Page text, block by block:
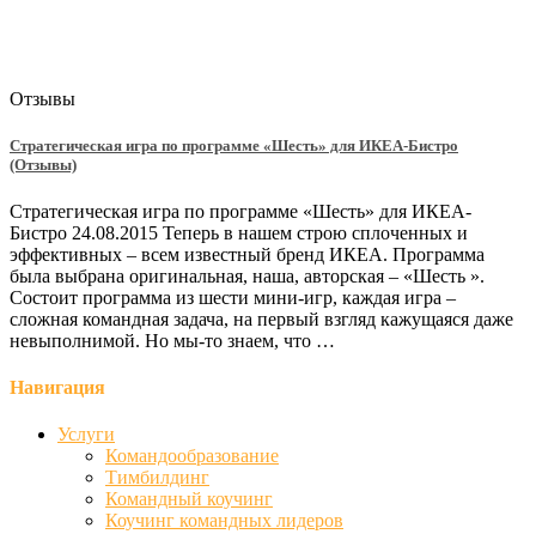
Отзывы
Стратегическая игра по программе «Шесть» для ИКЕА-Бистро
(Отзывы)
Стратегическая игра по программе «Шесть» для ИКЕА-
Бистро 24.08.2015 Теперь в нашем строю сплоченных и
эффективных – всем известный бренд ИКЕА. Программа
была выбрана оригинальная, наша, авторская – «Шесть ».
Состоит программа из шести мини-игр, каждая игра –
сложная командная задача, на первый взгляд кажущаяся даже
невыполнимой. Но мы-то знаем, что …
Навигация
Услуги
Командообразование
Тимбилдинг
Командный коучинг
Коучинг командных лидеров